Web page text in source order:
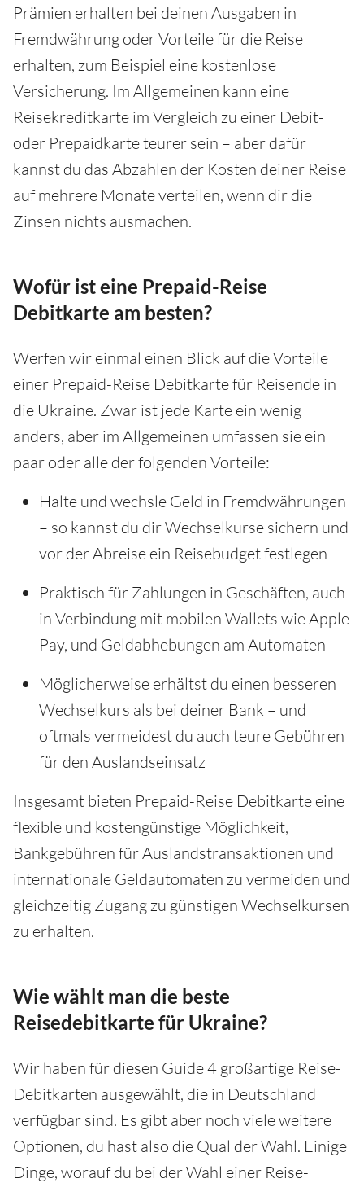
Prämien erhalten bei deinen Ausgaben in
Fremdwährung oder Vorteile für die Reise
erhalten, zum Beispiel eine kostenlose
Versicherung. Im Allgemeinen kann eine
Reisekreditkarte im Vergleich zu einer Debit-
oder Prepaidkarte teurer sein – aber dafür
kannst du das Abzahlen der Kosten deiner Reise
auf mehrere Monate verteilen, wenn dir die
Zinsen nichts ausmachen.
Wofür ist eine Prepaid-Reise
Debitkarte am besten?
Werfen wir einmal einen Blick auf die Vorteile
einer Prepaid-Reise Debitkarte für Reisende in
die Ukraine. Zwar ist jede Karte ein wenig
anders, aber im Allgemeinen umfassen sie ein
paar oder alle der folgenden Vorteile:
Halte und wechsle Geld in Fremdwährungen
– so kannst du dir Wechselkurse sichern und
vor der Abreise ein Reisebudget festlegen
Praktisch für Zahlungen in Geschäften, auch
in Verbindung mit mobilen Wallets wie Apple
Pay, und Geldabhebungen am Automaten
Möglicherweise erhältst du einen besseren
Wechselkurs als bei deiner Bank – und
oftmals vermeidest du auch teure Gebühren
für den Auslandseinsatz
Insgesamt bieten Prepaid-Reise Debitkarte eine
flexible und kostengünstige Möglichkeit,
Bankgebühren für Auslandstransaktionen und
internationale Geldautomaten zu vermeiden und
gleichzeitig Zugang zu günstigen Wechselkursen
zu erhalten.
Wie wählt man die beste
Reisedebitkarte für Ukraine?
Wir haben für diesen Guide 4 großartige Reise-
Debitkarten ausgewählt, die in Deutschland
verfügbar sind. Es gibt aber noch viele weitere
Optionen, du hast also die Qual der Wahl. Einige
Dinge, worauf du bei der Wahl einer Reise-